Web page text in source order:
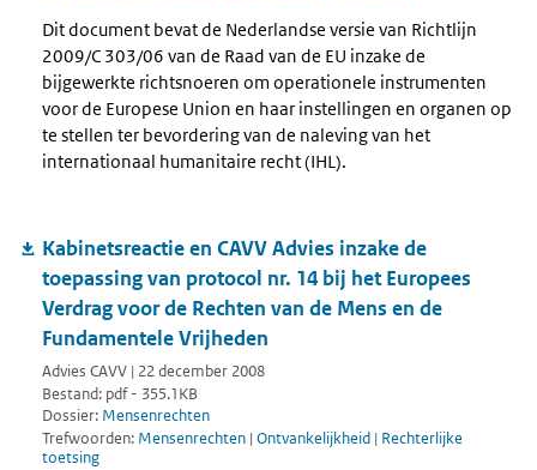
Dit document bevat de Nederlandse versie van Richtlijn
2009/C 303/06 van de Raad van de EU inzake de
bijgewerkte richtsnoeren om operationele instrumenten
voor de Europese Union en haar instellingen en organen op
te stellen ter bevordering van de naleving van het
internationaal humanitaire recht (IHL).
Kabinetsreactie en CAVV Advies inzake de
toepassing van protocol nr. 14 bij het Europees
Verdrag voor de Rechten van de Mens en de
Fundamentele Vrijheden
Advies CAVV | 22 december 2008
Bestand: pdf - 355.1KB
Dossier: Mensenrechten
Trefwoorden: Mensenrechten | Ontvankelijkheid | Rechterlijke
toetsing